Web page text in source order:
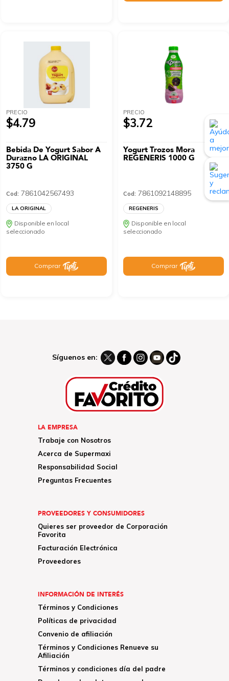
PRECIO
$4.79
Bebida De Yogurt Sabor A
Durazno LA ORIGINAL
3750 G
Cod: 7861042567493
LA ORIGINAL
Disponible en local
seleccionado
Comprar
PRECIO
$3.72
Yogurt Trozos Mora
REGENERIS 1000 G
Cod: 7861092148895
REGENERIS
Disponible en local
seleccionado
Comprar
Síguenos en:
LA EMPRESA
Trabaje con Nosotros
Acerca de Supermaxi
Responsabilidad Social
Preguntas Frecuentes
PROVEEDORES Y CONSUMIDORES
Quieres ser proveedor de Corporación
Favorita
Facturación Electrónica
Proveedores
INFORMACIÓN DE INTERÉS
Términos y Condiciones
Políticas de privacidad
Convenio de afiliación
Términos y Condiciones Renueve su
Afiliación
Términos y condiciones día del padre